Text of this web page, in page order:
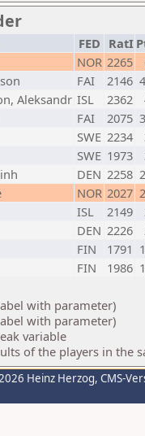
FED RatI
NOR 2265
FAI 2146
Aleksandr ISL 2362
FAI 2075
SWE 2234
SWE 1973
DEN 2258
NOR 2027
ISL 2149
DEN 2226
FIN 1791
FIN 1986
with parameter)
with parameter)
variable
of the players in the
Heinz Herzog, CMS-